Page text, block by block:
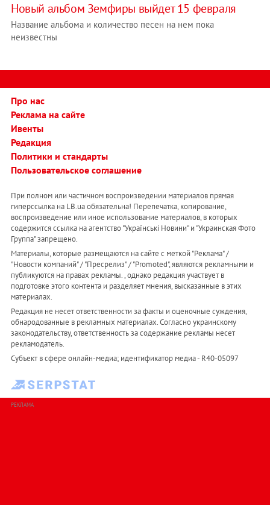
Новый альбом Земфиры выйдет 15 февраля
Название альбома и количество песен на нем пока
неизвестны
Про нас
Реклама на сайте
Ивенты
Редакция
Политики и стандарты
Пользовательское соглашение
При полном или частичном воспроизведении материалов прямая
гиперссылка на LB.ua обязательна! Перепечатка, копирование,
воспроизведение или иное использование материалов, в которых
содержится ссылка на агентство "Українськi Новини" и "Украинская Фото
Группа" запрещено.
Материалы, которые размещаются на сайте с меткой "Реклама" /
"Новости компаний" / "Пресрелиз" / "Promoted", являются рекламными и
публикуются на правах рекламы. , однако редакция участвует в
подготовке этого контента и разделяет мнения, высказанные в этих
материалах.
Редакция не несет ответственности за факты и оценочные суждения,
обнародованные в рекламных материалах. Согласно украинскому
законодательству, ответственность за содержание рекламы несет
рекламодатель.
Субъект в сфере онлайн-медиа; идентификатор медиа - R40-05097
РЕКЛАМА